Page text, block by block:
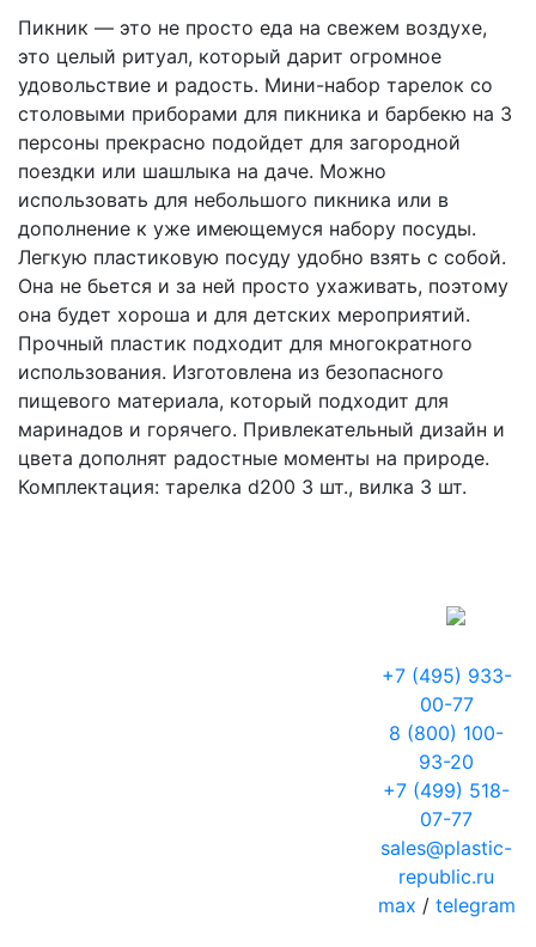
Пикник — это не просто еда на свежем воздухе,
это целый ритуал, который дарит огромное
удовольствие и радость. Мини-набор тарелок со
столовыми приборами для пикника и барбекю на 3
персоны прекрасно подойдет для загородной
поездки или шашлыка на даче. Можно
использовать для небольшого пикника или в
дополнение к уже имеющемуся набору посуды.
Легкую пластиковую посуду удобно взять с собой.
Она не бьется и за ней просто ухаживать, поэтому
она будет хороша и для детских мероприятий.
Прочный пластик подходит для многократного
использования. Изготовлена из безопасного
пищевого материала, который подходит для
маринадов и горячего. Привлекательный дизайн и
цвета дополнят радостные моменты на природе.
Комплектация: тарелка d200 3 шт., вилка 3 шт.
+7 (495) 933-
00-77
8 (800) 100-
93-20
+7 (499) 518-
07-77
sales@plastic-
republic.ru
max / telegram